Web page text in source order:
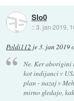
Slo0
::3. jan 2019,
Poldi112 je3. jan 2019
Ne. Ker aborigini
kot indijanci v
plan - nazaj v
mirno gledajo,